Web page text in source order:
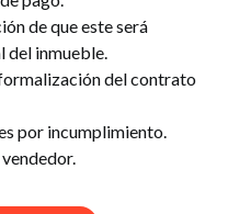
de que este será
del inmueble.
del contrato
por incumplimiento.